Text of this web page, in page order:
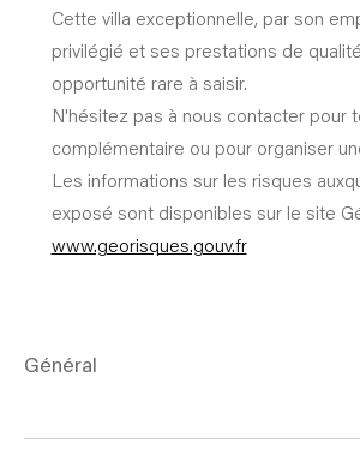
Cette villa exceptionnelle, par son
privilégié et ses prestations de
opportunité rare à saisir.
N'hésitez pas à nous contacter pour
complémentaire ou pour organiser
Les informations sur les risques
exposé sont disponibles sur le site
www.georisques.gouv.fr
général